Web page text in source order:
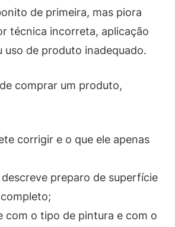
de primeira, mas piora
técnica incorreta, aplicação
uso de produto inadequado.
comprar um produto,
corrigir e o que ele apenas
preparo de superfície
com o tipo de pintura e com o